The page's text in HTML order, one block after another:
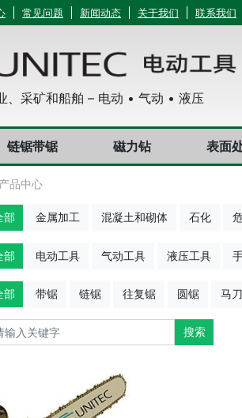
常见问题 新闻动态 关于我们 联系我们
、采矿和船舶 – 电动 • 气动 • 液压
链锯带锯 磁力钻 表面
产品中心
部 金属加工 混凝土和砌体 石化
部 电动工具 气动工具 液压工具
部 带锯 链锯 往复锯 圆锯 马
搜索